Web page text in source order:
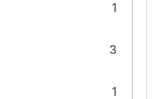
1
3
1